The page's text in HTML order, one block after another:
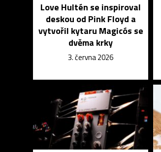
Love Hultén se inspiroval
deskou od Pink Floyd a
vytvořil kytaru Magicós se
dvěma krky
3. června 2026